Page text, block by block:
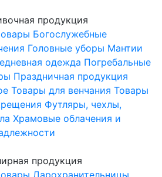
продукция
Богослужебные
Головные уборы Мантии
одежда Погребальные
Праздничная продукция
Товары для венчания Товары
Футляры, чехлы,
Храмовые облачения и
продукция
Дарохранительницы